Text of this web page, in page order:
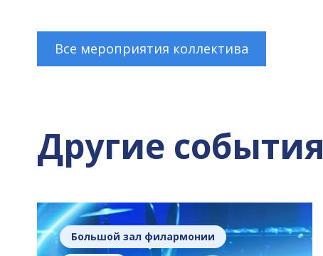
Все мероприятия коллектива
Другие события
Большой зал филармонии